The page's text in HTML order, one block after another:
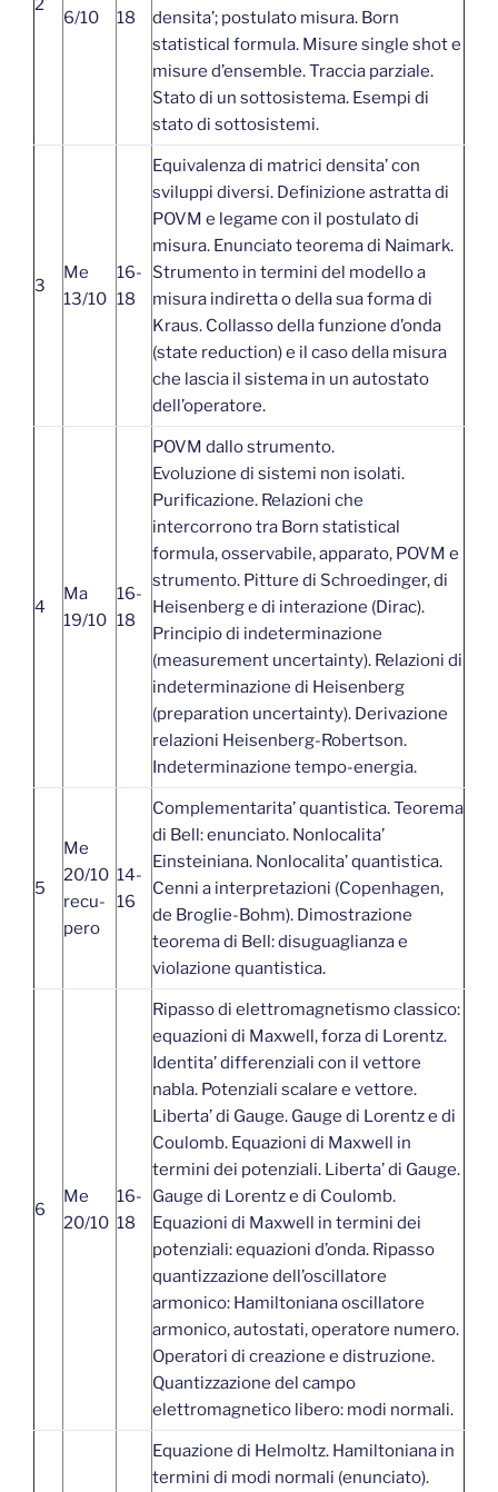
6/10
18
densita’; postulato misura. Born
statistical formula. Misure single shot e
misure d’ensemble. Traccia parziale.
Stato di un sottosistema. Esempi di
stato di sottosistemi.
3
Me
13/10
16-
18
Equivalenza di matrici densita’ con
sviluppi diversi. Definizione astratta di
POVM e legame con il postulato di
misura. Enunciato teorema di Naimark.
Strumento in termini del modello a
misura indiretta o della sua forma di
Kraus. Collasso della funzione d’onda
(state reduction) e il caso della misura
che lascia il sistema in un autostato
dell’operatore.
4
Ma
19/10
16-
18
POVM dallo strumento.
Evoluzione di sistemi non isolati.
Purificazione. Relazioni che
intercorrono tra Born statistical
formula, osservabile, apparato, POVM e
strumento. Pitture di Schroedinger, di
Heisenberg e di interazione (Dirac).
Principio di indeterminazione
(measurement uncertainty). Relazioni di
indeterminazione di Heisenberg
(preparation uncertainty). Derivazione
relazioni Heisenberg-Robertson.
Indeterminazione tempo-energia.
5
Me
20/10
recu-
pero
14-
16
Complementarita’ quantistica. Teorema
di Bell: enunciato. Nonlocalita’
Einsteiniana. Nonlocalita’ quantistica.
Cenni a interpretazioni (Copenhagen,
de Broglie-Bohm). Dimostrazione
teorema di Bell: disuguaglianza e
violazione quantistica.
6
Me
20/10
16-
18
Ripasso di elettromagnetismo classico:
equazioni di Maxwell, forza di Lorentz.
Identita’ differenziali con il vettore
nabla. Potenziali scalare e vettore.
Liberta’ di Gauge. Gauge di Lorentz e di
Coulomb. Equazioni di Maxwell in
termini dei potenziali. Liberta’ di Gauge.
Gauge di Lorentz e di Coulomb.
Equazioni di Maxwell in termini dei
potenziali: equazioni d’onda. Ripasso
quantizzazione dell’oscillatore
armonico: Hamiltoniana oscillatore
armonico, autostati, operatore numero.
Operatori di creazione e distruzione.
Quantizzazione del campo
elettromagnetico libero: modi normali.
Equazione di Helmoltz. Hamiltoniana in
termini di modi normali (enunciato).